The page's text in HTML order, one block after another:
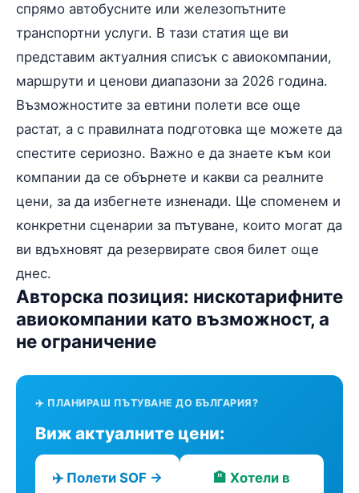
спрямо автобусните или железопътните
транспортни услуги. В тази статия ще ви
представим актуалния списък с авиокомпании,
маршрути и ценови диапазони за 2026 година.
Възможностите за евтини полети все още
растат, а с правилната подготовка ще можете да
спестите сериозно. Важно е да знаете към кои
компании да се обърнете и какви са реалните
цени, за да избегнете изненади. Ще споменем и
конкретни сценарии за пътуване, които могат да
ви вдъхновят да резервирате своя билет още
днес.
Авторска позиция: нискотарифните
авиокомпании като възможност, а
не ограничение
✈️ ПЛАНИРАШ ПЪТУВАНЕ ДО БЪЛГАРИЯ?
Виж актуалните цени:
✈️ Полети SOF →
🏨 Хотели в